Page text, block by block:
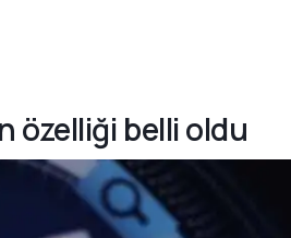
özelliği belli oldu